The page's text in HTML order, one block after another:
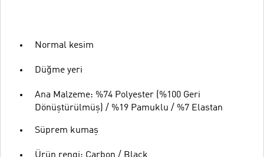
Normal kesim
Düğme yeri
Ana Malzeme: %74 Polyester (%100 Geri
Dönüştürülmüş) / %19 Pamuklu / %7 Elastan
Süprem kumaş